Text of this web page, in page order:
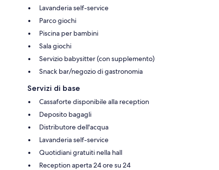
Lavanderia self-service
Parco giochi
Piscina per bambini
Sala giochi
Servizio babysitter (con supplemento)
Snack bar/negozio di gastronomia
Servizi di base
Cassaforte disponibile alla reception
Deposito bagagli
Distributore dell'acqua
Lavanderia self-service
Quotidiani gratuiti nella hall
Reception aperta 24 ore su 24